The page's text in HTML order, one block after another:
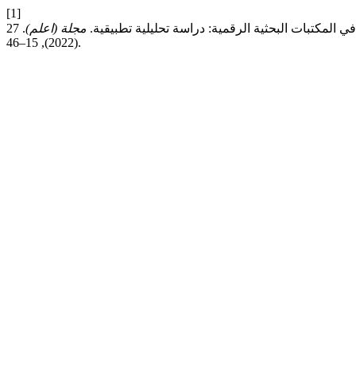
[1]
مجلة (اعلم) . 27
(2022), 15–46.